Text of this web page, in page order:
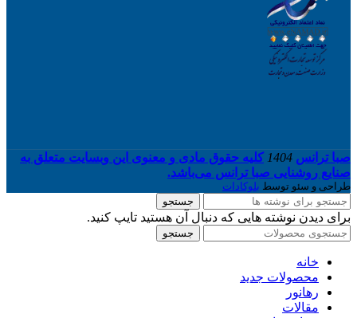
صبا ترانس 1404 کلیه حقوق مادی و معنوی این وبسایت متعلق به
صنایع روشنایی صبا ترانس می‌باشد.
طراحی و سئو توسط بلوکادات
جستجو
برای دیدن نوشته هایی که دنبال آن هستید تایپ کنید.
جستجو
خانه
محصولات جدید
رهانور
مقالات